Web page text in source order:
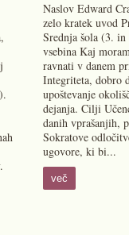
Naslov Edward
zelo kratek uvod
Srednja šola (3.
vsebina Kaj
ravnati v danem
Integriteta, dobro
upoštevanje
dejanja. Cilji
danih vprašanjih,
Sokratove
ugovore, ki bi...
več